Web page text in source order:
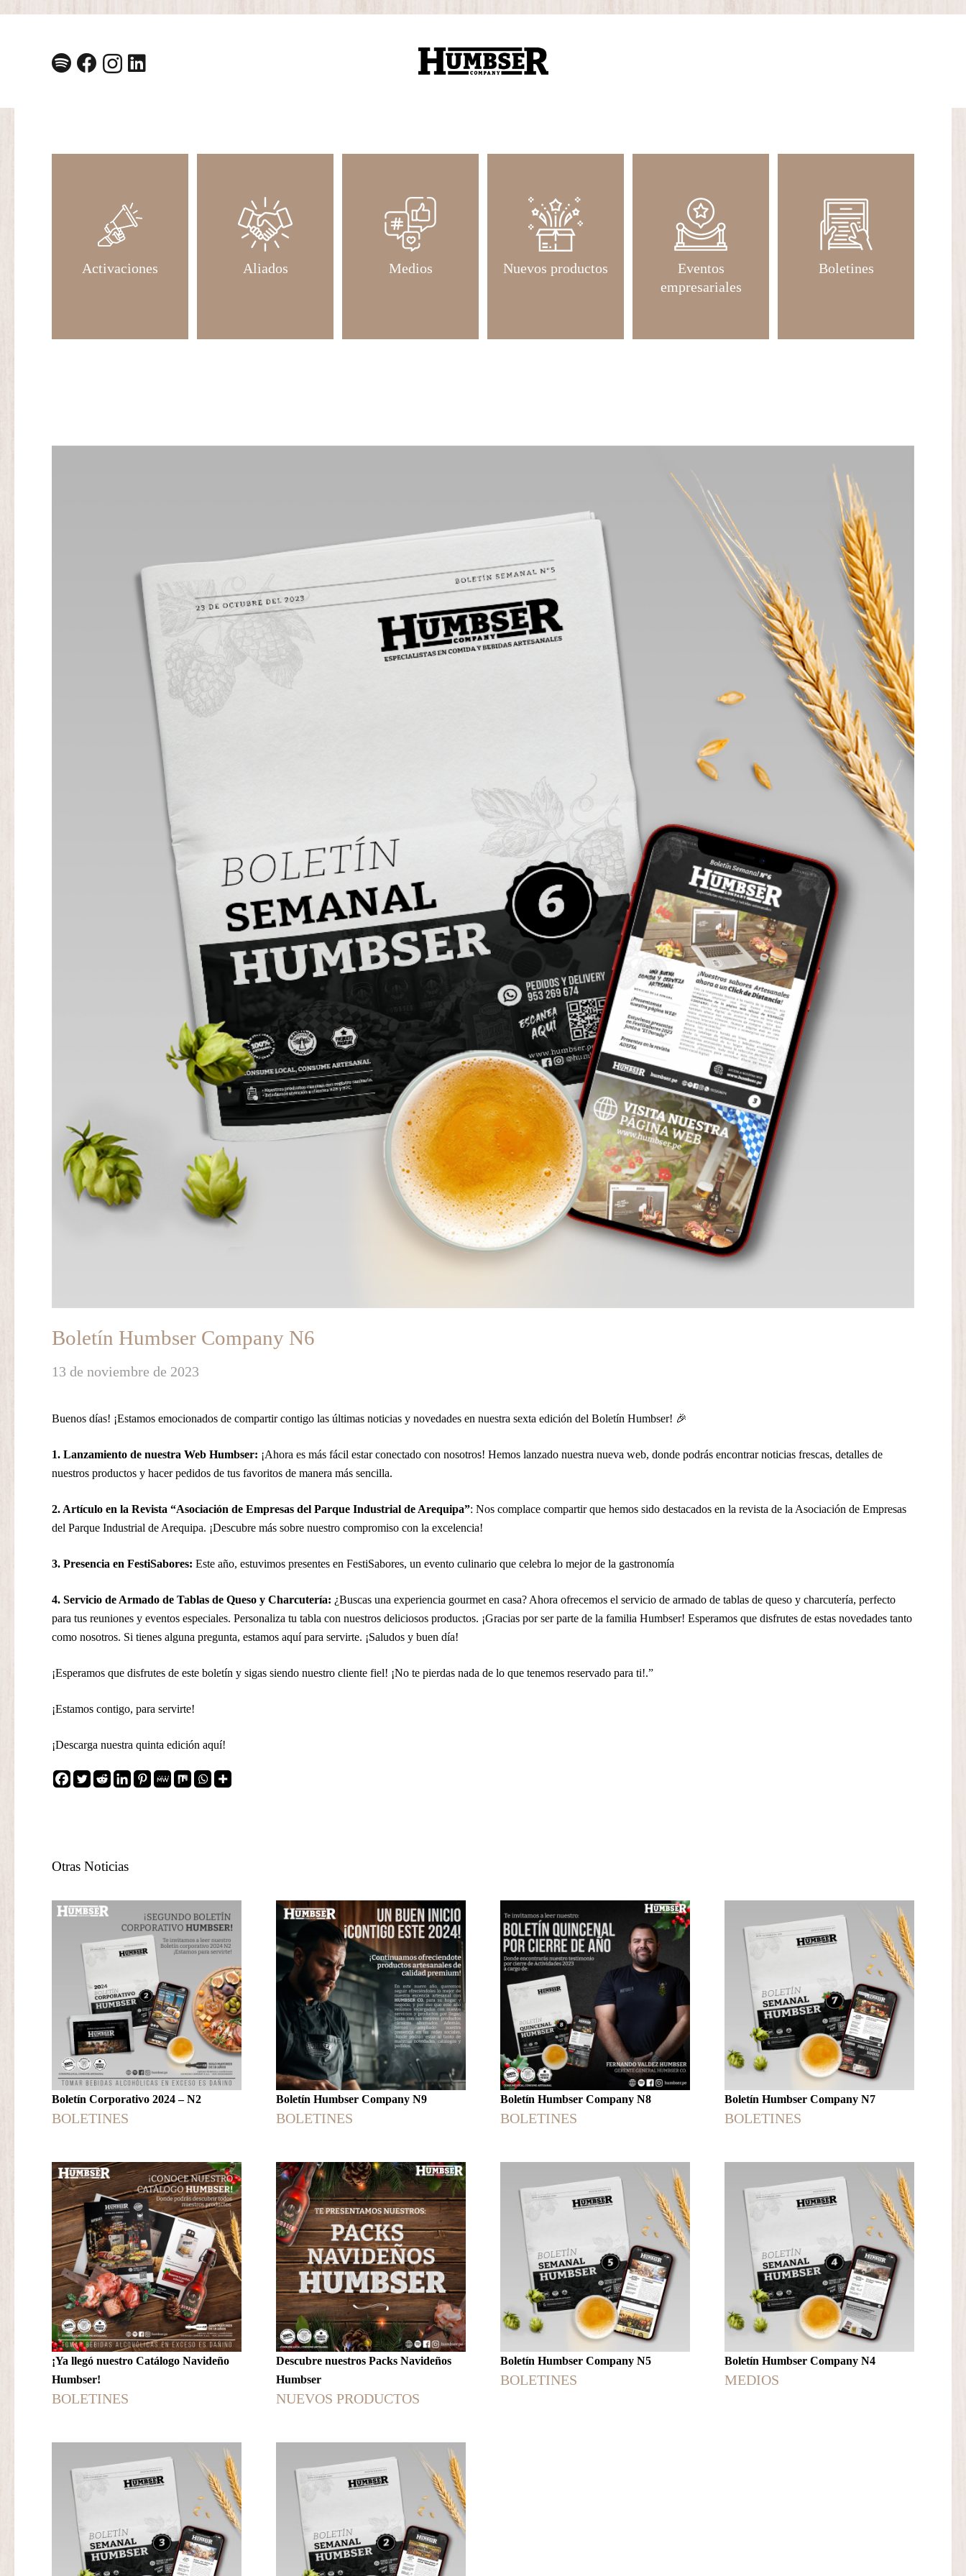
Activaciones Aliados Medios Nuevos productos
Eventos
empresariales
Boletines
Boletín Humbser Company N6
13 de noviembre de 2023
Buenos días! ¡Estamos emocionados de compartir contigo las últimas noticias y novedades en nuestra sexta edición del Boletín Humbser! 🎉
1. Lanzamiento de nuestra Web Humbser: ¡Ahora es más fácil estar conectado con nosotros! Hemos lanzado nuestra nueva web, donde podrás encontrar noticias frescas, detalles de
nuestros productos y hacer pedidos de tus favoritos de manera más sencilla.
2. Artículo en la Revista “Asociación de Empresas del Parque Industrial de Arequipa”: Nos complace compartir que hemos sido destacados en la revista de la Asociación de Empresas
del Parque Industrial de Arequipa. ¡Descubre más sobre nuestro compromiso con la excelencia!
3. Presencia en FestiSabores: Este año, estuvimos presentes en FestiSabores, un evento culinario que celebra lo mejor de la gastronomía
4. Servicio de Armado de Tablas de Queso y Charcutería: ¿Buscas una experiencia gourmet en casa? Ahora ofrecemos el servicio de armado de tablas de queso y charcutería, perfecto
para tus reuniones y eventos especiales. Personaliza tu tabla con nuestros deliciosos productos. ¡Gracias por ser parte de la familia Humbser! Esperamos que disfrutes de estas novedades tanto
como nosotros. Si tienes alguna pregunta, estamos aquí para servirte. ¡Saludos y buen día!
¡Esperamos que disfrutes de este boletín y sigas siendo nuestro cliente fiel! ¡No te pierdas nada de lo que tenemos reservado para ti!.”
¡Estamos contigo, para servirte!
¡Descarga nuestra quinta edición aquí!
Otras Noticias
Boletín Corporativo 2024 – N2
BOLETINES
Boletín Humbser Company N9
BOLETINES
Boletín Humbser Company N8
BOLETINES
Boletín Humbser Company N7
BOLETINES
¡Ya llegó nuestro Catálogo Navideño
Humbser!
BOLETINES
Descubre nuestros Packs Navideños
Humbser
NUEVOS PRODUCTOS
Boletín Humbser Company N5
BOLETINES
Boletín Humbser Company N4
MEDIOS